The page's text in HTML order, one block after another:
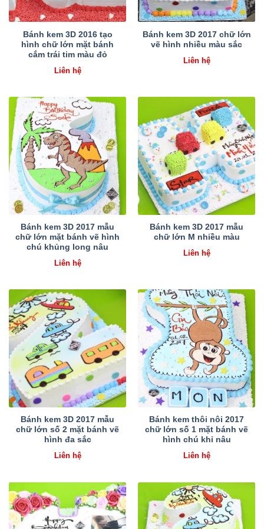
Bánh kem 3D 2016 tạo
hình chữ lớn mặt bánh
cắm trái tim màu đỏ
Liên hệ
Bánh kem 3D 2017 chữ lớn
vẽ hình nhiều màu sắc
Liên hệ
Bánh kem 3D 2017 mẫu
chữ lớn mặt bánh vẽ hình
chú khủng long nâu
Liên hệ
Bánh kem 3D 2017 mẫu
chữ lớn M nhiều màu
Liên hệ
Bánh kem 3D 2017 mẫu
chữ lớn số 2 mặt bánh vẽ
hình đa sắc
Liên hệ
Bánh kem thôi nôi 2017
chữ lớn số 1 mặt bánh vẽ
hình chú khỉ nâu
Liên hệ